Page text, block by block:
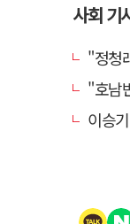
사회 기
"정청
"호남반
이승기